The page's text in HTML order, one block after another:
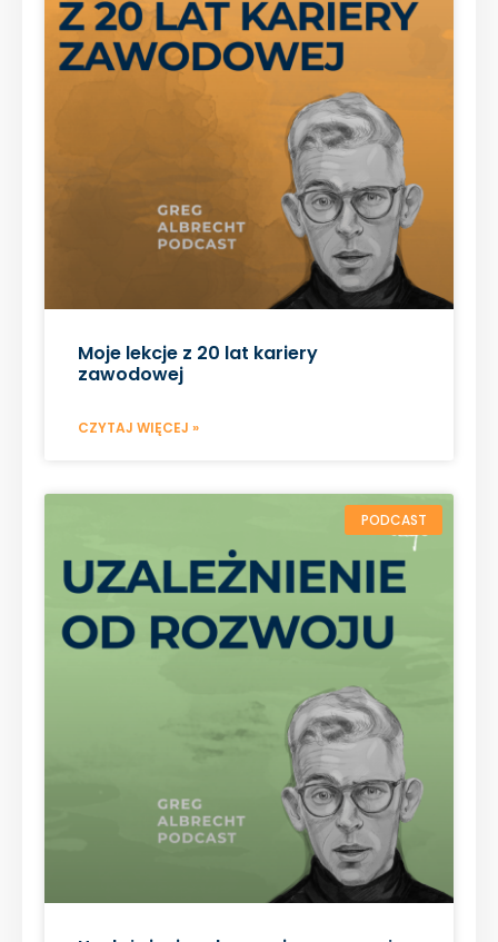
Moje lekcje z 20 lat kariery
zawodowej
CZYTAJ WIĘCEJ »
PODCAST